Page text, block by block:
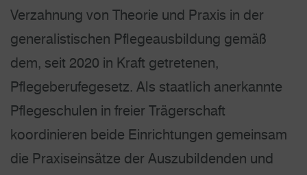
Verzahnung von Theorie und Praxis in der
generalistischen Pflegeausbildung gemäß
dem, seit 2020 in Kraft getretenen,
Pflegeberufegesetz. Als staatlich anerkannte
Pflegeschulen in freier Trägerschaft
koordinieren beide Einrichtungen gemeinsam
die Praxiseinsätze der Auszubildenden und